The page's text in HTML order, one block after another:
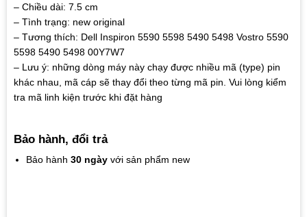
– Chiều dài: 7.5 cm
– Tình trạng: new original
– Tương thích: Dell Inspiron 5590 5598 5490 5498 Vostro 5590
5598 5490 5498 00Y7W7
– Lưu ý: những dòng máy này chạy được nhiều mã (type) pin
khác nhau, mã cáp sẽ thay đổi theo từng mã pin. Vui lòng kiểm
tra mã linh kiện trước khi đặt hàng
Bảo hành, đổi trả
Bảo hành 30 ngàyvới sản phẩm new